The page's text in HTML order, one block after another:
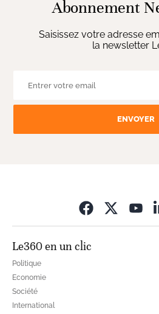
Abonnement
Saisissez votre adresse
la newsletter
ENVOYER
Le360 en un clic
Politique
Economie
Société
International